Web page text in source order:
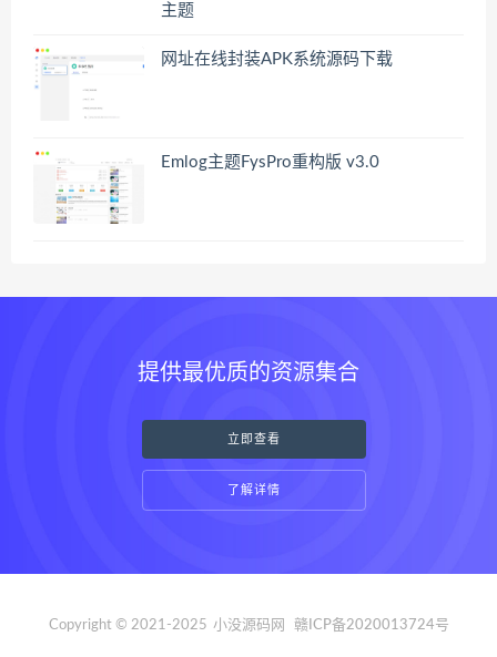
主题
网址在线封装APK系统源码下载
Emlog主题FysPro重构版 v3.0
提供最优质的资源集合
立即查看
了解详情
Copyright © 2021-2025 小没源码网 赣ICP备2020013724号